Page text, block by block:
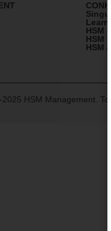
HSM
HSM
HSM
HSM Management.